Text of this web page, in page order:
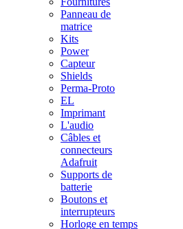
Panneau de
matrice
Kits
Power
Capteur
Shields
Perma-Proto
EL
Imprimant
L'audio
Câbles et
connecteurs
Adafruit
Supports de
batterie
Boutons et
interrupteurs
Horloge en temps